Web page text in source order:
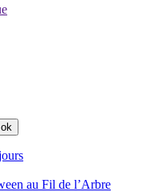
au Fil de l’Arbre